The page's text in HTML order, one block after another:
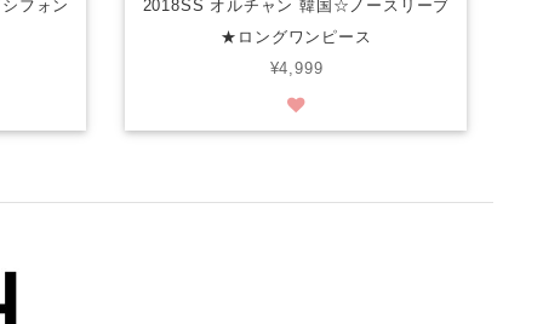
フォン
2018SS オルチャン 韓国☆ノースリーブ
★ロングワンピース
¥4,999